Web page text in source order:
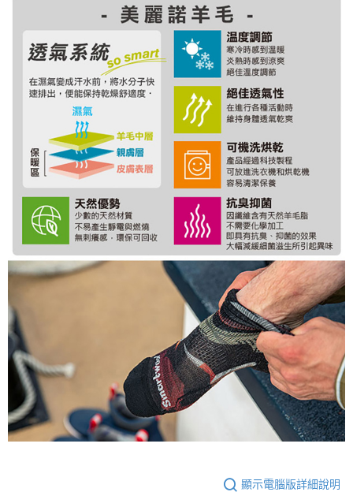
顯示電腦版詳細說明